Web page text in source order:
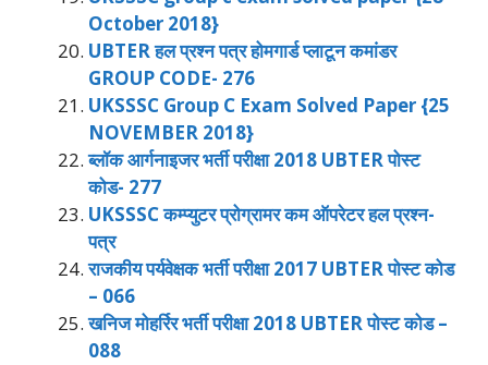
October 2018}
UBTER हल प्रश्न पत्र होमगार्ड प्लाटून कमांडर
GROUP CODE- 276
UKSSSC Group C Exam Solved Paper {25
NOVEMBER 2018}
ब्लॉक आर्गनाइजर भर्ती परीक्षा 2018 UBTER पोस्ट
कोड- 277
UKSSSC कम्प्युटर प्रोग्रामर कम ऑपरेटर हल प्रश्न-
पत्र
राजकीय पर्यवेक्षक भर्ती परीक्षा 2017 UBTER पोस्ट कोड
– 066
खनिज मोहर्रिर भर्ती परीक्षा 2018 UBTER पोस्ट कोड –
088